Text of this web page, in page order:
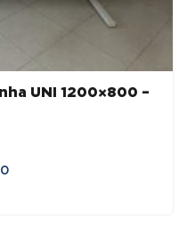
UNI 1200×800 –